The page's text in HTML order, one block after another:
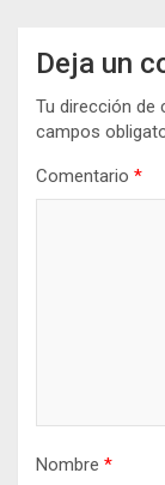
Deja un
Tu dirección de
campos
Comentario *
Nombre *